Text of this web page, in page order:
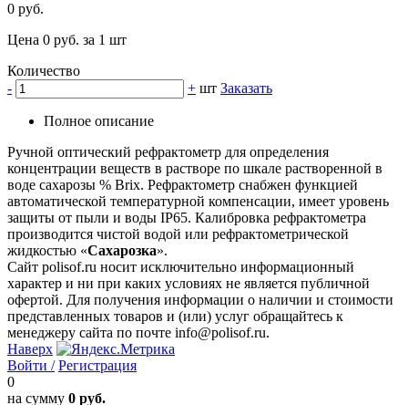
0 руб.
Цена 0 руб. за 1 шт
Количество
-
+ шт Заказать
Полное описание
Ручной оптический рефрактометр для определения
концентрации веществ в растворе по шкале растворенной в
воде сахарозы % Brix. Рефрактометр снабжен функцией
автоматической температурной компенсации, имеет уровень
защиты от пыли и воды IP65. Калибровка рефрактометра
производится чистой водой или рефрактометрической
жидкостью «Сахарозка».
Сайт polisof.ru носит исключительно информационный
характер и ни при каких условиях не является публичной
офертой. Для получения информации о наличии и стоимости
представленных товаров и (или) услуг обращайтесь к
менеджеру сайта по почте info@polisof.ru.
Наверх
Войти / Регистрация
0
на сумму 0 руб.